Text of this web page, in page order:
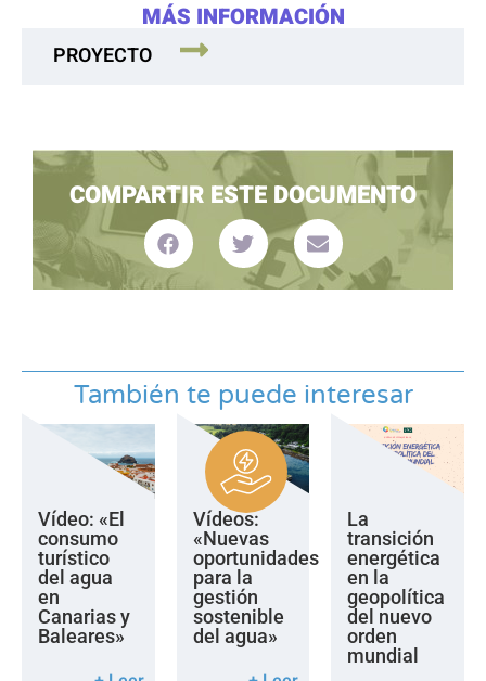
MÁS INFORMACIÓN
PROYECTO
COMPARTIR ESTE DOCUMENTO
También te puede interesar
Vídeo: «El
consumo
turístico
del agua
en
Canarias y
Baleares»
Vídeos:
«Nuevas
oportunidades
para la
gestión
sostenible
del agua»
La
transición
energética
en la
geopolítica
del nuevo
orden
mundial